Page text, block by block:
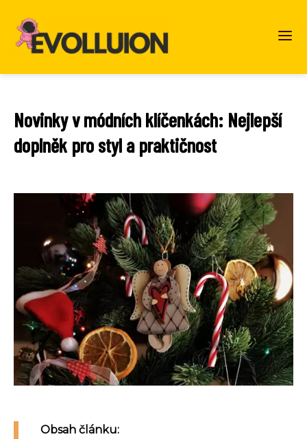
Novinky v módních klíčenkách: Nejlepší
doplněk pro styl a praktičnost
Obsah článku: